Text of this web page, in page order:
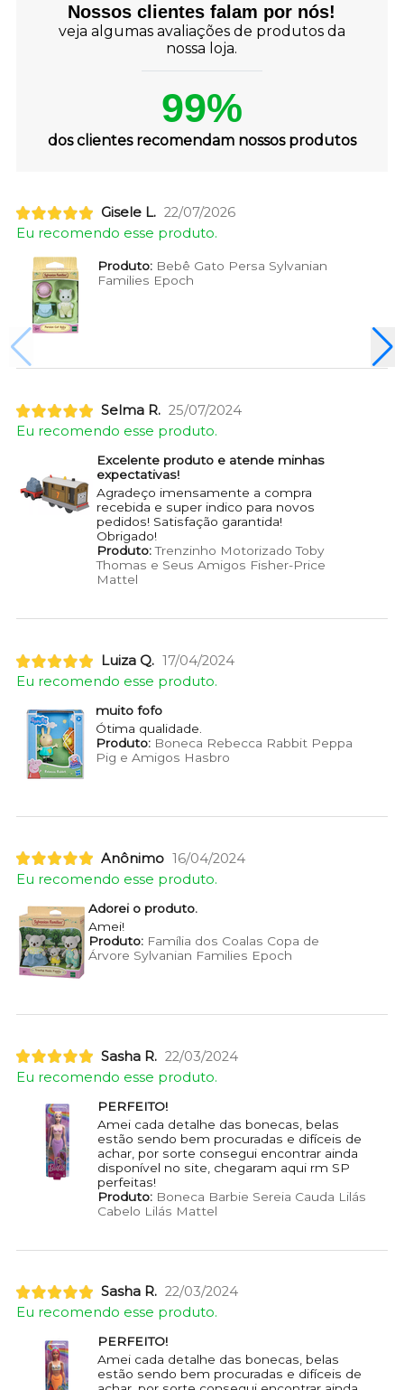
Nossos clientes falam por nós!
veja algumas avaliações de produtos da
nossa loja.
99%
dos clientes recomendam nossos produtos
Gisele L. 22/07/2026
Eu recomendo esse produto.
Produto:Bebê Gato Persa Sylvanian
Families Epoch
Selma R. 25/07/2024
Eu recomendo esse produto.
Excelente produto e atende minhas
expectativas!
Agradeço imensamente a compra
recebida e super indico para novos
pedidos! Satisfação garantida!
Obrigado!
Produto:Trenzinho Motorizado Toby
Thomas e Seus Amigos Fisher-Price
Mattel
Luiza Q. 17/04/2024
Eu recomendo esse produto.
muito fofo
Ótima qualidade.
Produto:Boneca Rebecca Rabbit Peppa
Pig e Amigos Hasbro
Anônimo 16/04/2024
Eu recomendo esse produto.
Adorei o produto.
Amei!
Produto:Família dos Coalas Copa de
Árvore Sylvanian Families Epoch
Sasha R. 22/03/2024
Eu recomendo esse produto.
PERFEITO!
Amei cada detalhe das bonecas, belas
estão sendo bem procuradas e difíceis de
achar, por sorte consegui encontrar ainda
disponível no site, chegaram aqui rm SP
perfeitas!
Produto:Boneca Barbie Sereia Cauda Lilás
Cabelo Lilás Mattel
Sasha R. 22/03/2024
Eu recomendo esse produto.
PERFEITO!
Amei cada detalhe das bonecas, belas
estão sendo bem procuradas e difíceis de